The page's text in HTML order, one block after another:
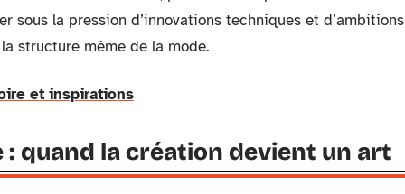
sous la pression d’innovations techniques et d’ambitions
structure même de la mode.
et inspirations
: quand la création devient un art